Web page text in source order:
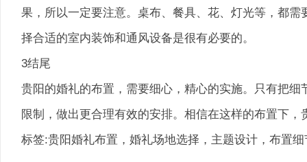
果，所以一定要注意。桌布、餐具、花、灯光等，都
择合适的室内装饰和通风设备是很有必要的。
3结尾
贵阳的婚礼的布置，需要细心，精心的实施。只有把
限制，做出更合理有效的安排。相信在这样的布置下
标签:贵阳婚礼布置，婚礼场地选择，主题设计，布置细